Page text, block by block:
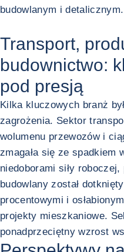
budowlanym i detalicznym.
Transport,
budownictwo:
pod presją
Kilka kluczowych branż
zagrożenia. Sektor
wolumenu przewozów i
zmagała się ze spadkiem
niedoborami siły
budowlany został
procentowymi i
projekty mieszkaniowe.
ponadprzeciętny wzrost